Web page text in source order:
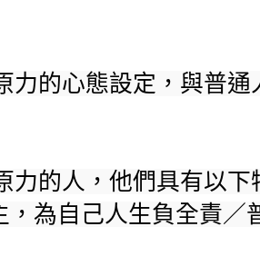
力的心態設定，與普
力的人，他們具有以
為自己人生負全責／